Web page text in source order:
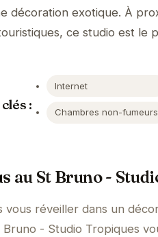
décoration exotique. À
ce studio est le
:
Internet
Chambres non-fumeurs
au St Bruno -
vous réveiller dans un
- Studio Tropiques